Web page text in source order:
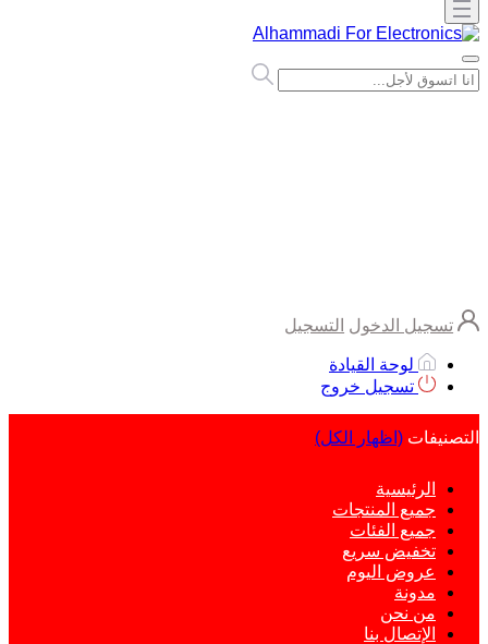
تسجيل الدخول التسجيل
لوحة القيادة
تسجيل خروج
التصنيفات (اظهار الكل)
الرئيسية
جميع المنتجات
جميع الفئات
تخفيض سريع
عروض اليوم
مدونة
من نحن
الإتصال بنا